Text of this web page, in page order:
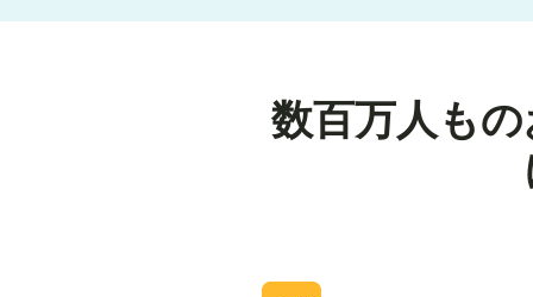
数百万人も